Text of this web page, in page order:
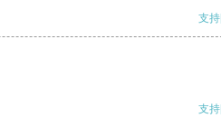
支持
支持